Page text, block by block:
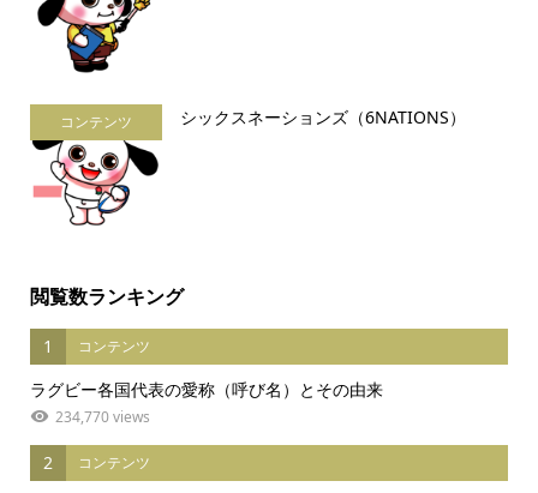
コンテンツ シックスネーションズ（6NATIONS）
閲覧数ランキング
1 コンテンツ
ラグビー各国代表の愛称（呼び名）とその由来
234,770 views
2 コンテンツ